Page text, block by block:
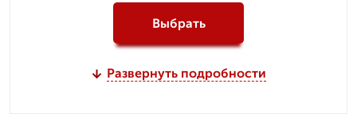
Выбрать
Развернуть подробности